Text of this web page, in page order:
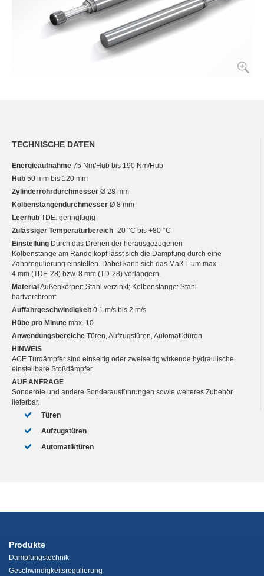
TECHNISCHE DATEN
Energieaufnahme 75 Nm/Hub bis 190 Nm/Hub
Hub 50 mm bis 120 mm
Zylinderrohrdurchmesser Ø 28 mm
Kolbenstangendurchmesser Ø 8 mm
Leerhub TDE: geringfügig
Zulässiger Temperaturbereich -20 °C bis +80 °C
Einstellung Durch das Drehen der herausgezogenen
Kolbenstange am Rändelkopf lässt sich die Dämpfung durch eine
Zahnregulierung einstellen. Dabei kann sich das Maß L um max.
4 mm (TDE-28) bzw. 8 mm (TD-28) verlängern.
Material Außenkörper: Stahl verzinkt; Kolbenstange: Stahl
hartverchromt
Auffahrgeschwindigkeit 0,1 m/s bis 2 m/s
Hübe pro Minute max. 10
Anwendungsbereiche Türen, Aufzugstüren, Automatiktüren
HINWEIS
ACE Türdämpfer sind einseitig oder zweiseitig wirkende hydraulische
einstellbare Stoßdämpfer.
AUF ANFRAGE
Sonderöle und andere Sonderausführungen sowie weiteres Zubehör
lieferbar.
Türen
Aufzugstüren
Automatiktüren
Produkte
Dämpfungstechnik
Geschwindigkeitsregulierung